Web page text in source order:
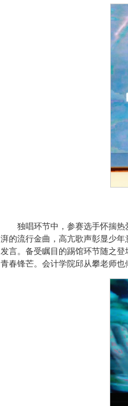
独唱环节中，参赛选手怀揣
湃的流行金曲，高亢歌声彰显少
发言。备受瞩目的踢馆环节随之
青春锋芒。会计学院邱从攀老师也